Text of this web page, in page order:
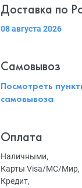
Доставка по
08 августа 2026
Самовывоз
Посмотреть
самовывоза
Оплата
Наличными,
Карты Visa/MC/Мир,
Кредит,